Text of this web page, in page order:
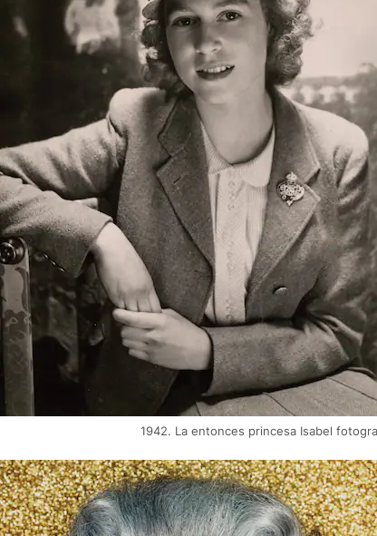
1942. La entonces princesa Isabel